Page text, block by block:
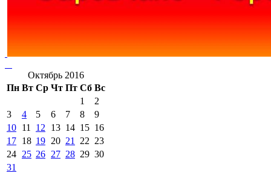
Октябрь 2016
Пн Вт Ср Чт Пт Сб Вс
1
2
3
4 5 6 7 8
9
10 11 12 13 14 15 16
17 18 19 20 21 22 23
24 25 26 27 28 29 30
31